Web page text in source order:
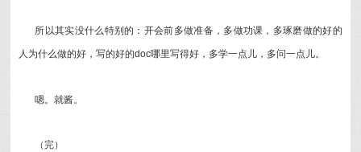
所以其实没什么特别的：开会前多做准备，多做功课，多琢磨做的好的
人为什么做的好，写的好的doc哪里写得好，多学一点儿，多问一点儿。
嗯。就酱。
（完）